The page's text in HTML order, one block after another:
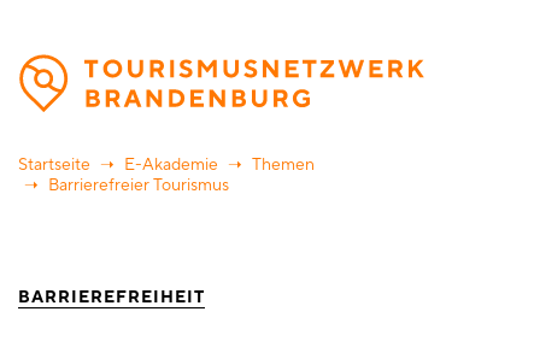
Direkt
zum
Inhalt
Startseite E-Akademie
Themen
Barrierefreier Tourismus
BARRIEREFREIHEIT